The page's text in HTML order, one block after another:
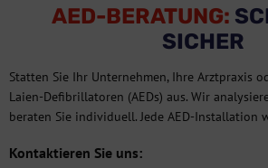
AED-BERATUNG:
SICHER
Statten Sie Ihr Unternehmen, Ihre Arztpraxis
Laien-Defibrillatoren (AEDs) aus. Wir
beraten Sie individuell. Jede AED-Installation
Kontaktieren Sie uns: